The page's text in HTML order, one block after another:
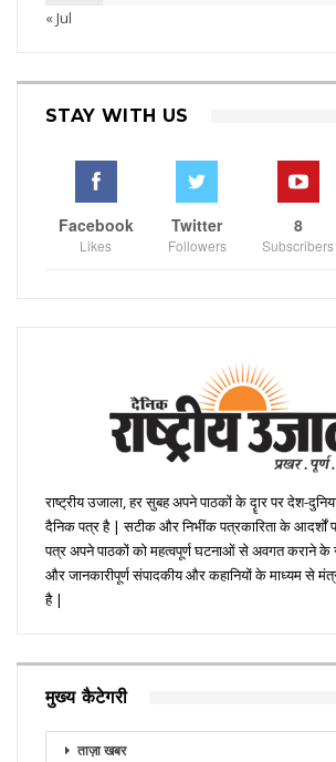
« Jul
STAY WITH US
Facebook
Likes
Twitter
Followers
8
Subscribers
राष्ट्रीय उजाला, हर सुबह अपने पाठकों के दॄार पर देश-
दैनिक पत्र है | सटीक और निभींक पत्रकारिता के आदर्शों
पत्र अपने पाठकों को महत्वपूर्ण घटनाओं से अवगत कराने
और जानकारीपूर्ण संपादकीय और कहानियों के माध्यम से
है |
मुख्य कैटेगरी
ताज़ा खबर